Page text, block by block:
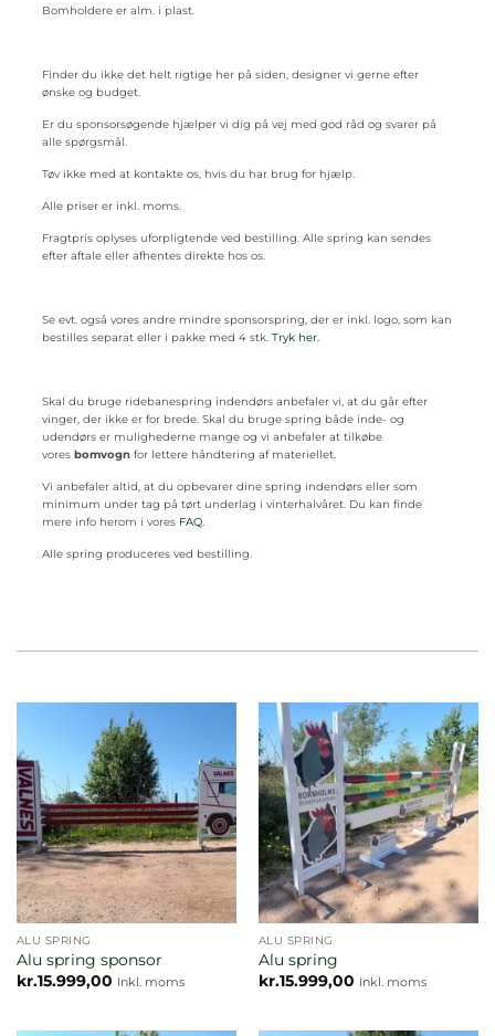
Bomholdere er alm. i plast.
Finder du ikke det helt rigtige her på siden, designer vi gerne efter
ønske og budget.
Er du sponsorsøgende hjælper vi dig på vej med god råd og svarer på
alle spørgsmål.
Tøv ikke med at kontakte os, hvis du har brug for hjælp.
Alle priser er inkl. moms.
Fragtpris oplyses uforpligtende ved bestilling. Alle spring kan sendes
efter aftale eller afhentes direkte hos os.
Se evt. også vores andre mindre sponsorspring, der er inkl. logo, som kan
bestilles separat eller i pakke med 4 stk. Tryk her.
Skal du bruge ridebanespring indendørs anbefaler vi, at du går efter
vinger, der ikke er for brede. Skal du bruge spring både inde- og
udendørs er mulighederne mange og vi anbefaler at tilkøbe
vores bomvogn for lettere håndtering af materiellet.
Vi anbefaler altid, at du opbevarer dine spring indendørs eller som
minimum under tag på tørt underlag i vinterhalvåret. Du kan finde
mere info herom i vores FAQ.
Alle spring produceres ved bestilling.
ALU SPRING
Alu spring sponsor
kr.15.999,00 Inkl. moms
ALU SPRING
Alu spring
kr.15.999,00 Inkl. moms